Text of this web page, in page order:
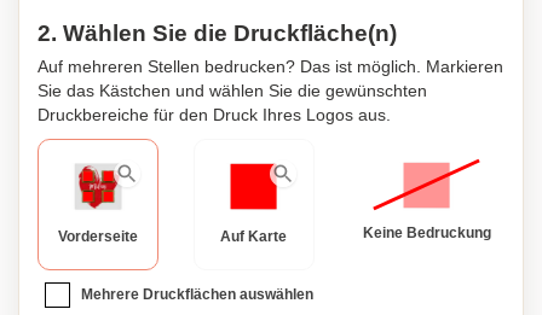
2. Wählen Sie die Druckfläche(n)
Auf mehreren Stellen bedrucken? Das ist möglich. Markieren
Sie das Kästchen und wählen Sie die gewünschten
Druckbereiche für den Druck Ihres Logos aus.
Vorderseite Auf Karte Keine Bedruckung
Mehrere Druckflächen auswählen